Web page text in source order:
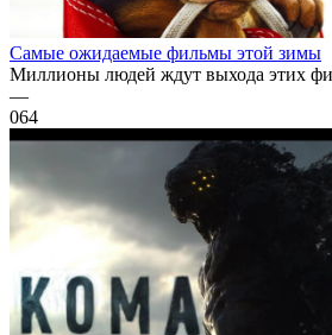
Самые ожидаемые фильмы этой зимы
Миллионы людей ждут выхода этих
—
064